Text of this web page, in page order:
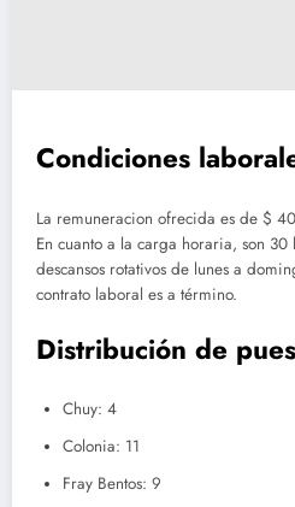
Condiciones
La remuneracion ofrecida es de $
En cuanto a la carga horaria, son 30
descansos rotativos de lunes a
contrato laboral es a término.
Distribución de
Chuy: 4
Colonia: 11
Fray Bentos: 9